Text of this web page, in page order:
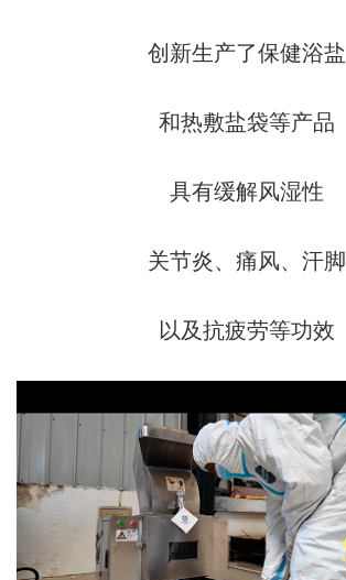
创新生产了保健浴盐
和热敷盐袋等产品
具有缓解风湿性
关节炎、痛风、汗脚
以及抗疲劳等功效